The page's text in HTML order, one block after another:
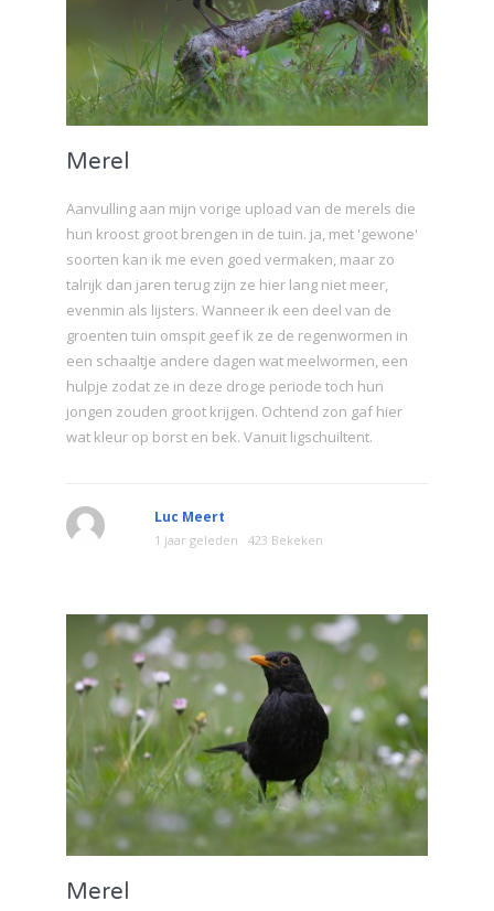
Merel
Aanvulling aan mijn vorige upload van de merels die
hun kroost groot brengen in de tuin. ja, met 'gewone'
soorten kan ik me even goed vermaken, maar zo
talrijk dan jaren terug zijn ze hier lang niet meer,
evenmin als lijsters. Wanneer ik een deel van de
groenten tuin omspit geef ik ze de regenwormen in
een schaaltje andere dagen wat meelwormen, een
hulpje zodat ze in deze droge periode toch hun
jongen zouden groot krijgen. Ochtend zon gaf hier
wat kleur op borst en bek. Vanuit ligschuiltent.
Luc Meert
1 jaar geleden 423 Bekeken
Merel